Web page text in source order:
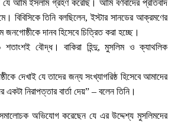
আমি ইসলাম গ্রহণ করেছি। আমি বর্ণবাদের প্রতিবাদ
বিবিসিকে তিনি বলছিলেন, ইস্টার সানডের আক্রমণের
দানব হিসেবে চিত্রিত করা হচ্ছে।
শতাংশই বৌদ্ধ। বাকিরা হিন্দু, মুসলিম ও ক্যাথলিক
দেখাই যে তাদের জন্য সংখ্যাগরিষ্ঠ হিসেবে আমাদের
নিরাপত্তার বার্তা দেয়” – বলেন তিনি।
সমালোচক অভিযোগ করেছেন যে এর উদ্দেশ্য মুসলিমদের